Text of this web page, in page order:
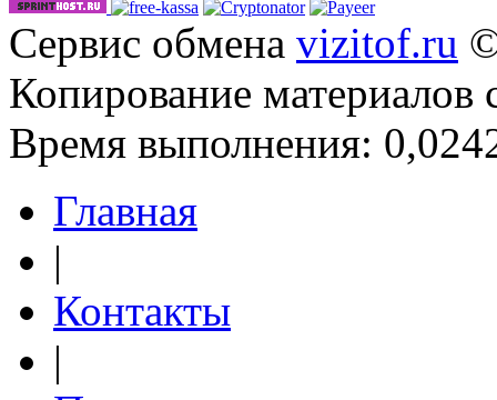
Сервис обмена vizitof.ru
Копирование материалов
Время выполнения:
Главная
|
Контакты
|